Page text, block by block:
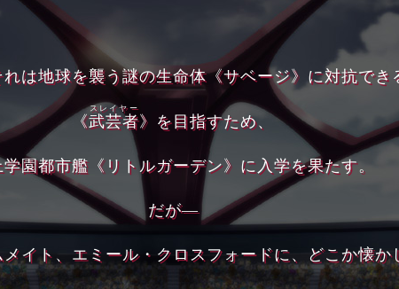
は地球を襲う謎の生命体《サベージ》に対抗でき
《武芸者
スレイヤー
》を目指すため、
学園都市艦《リトルガーデン》に入学を果たす。
だが―
イト、エミール・クロスフォードに、どこか懐